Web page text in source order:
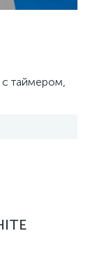
с таймером,